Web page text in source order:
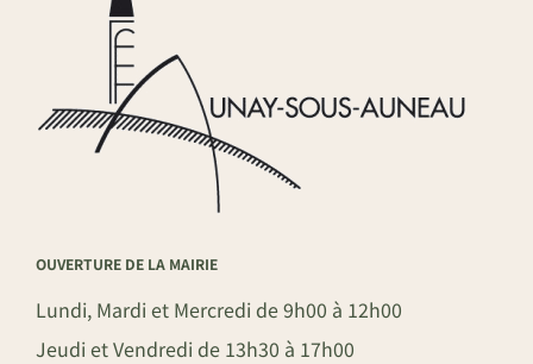
OUVERTURE DE LA MAIRIE
Lundi, Mardi et Mercredi de 9h00 à 12h00
Jeudi et Vendredi de 13h30 à 17h00